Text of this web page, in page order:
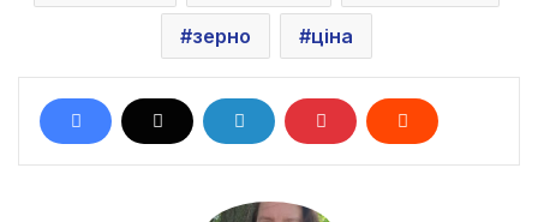
зерно ціна